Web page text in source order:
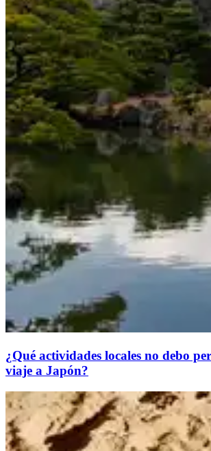
¿Qué actividades locales no debo
viaje a Japón?